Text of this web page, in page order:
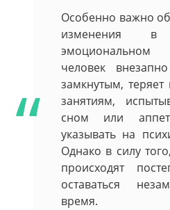
Особенно важно
изменения
эмоциональном
человек
замкнутым,
занятиям,
сном или
указывать на
Однако в силу
происходят
оставаться
время.